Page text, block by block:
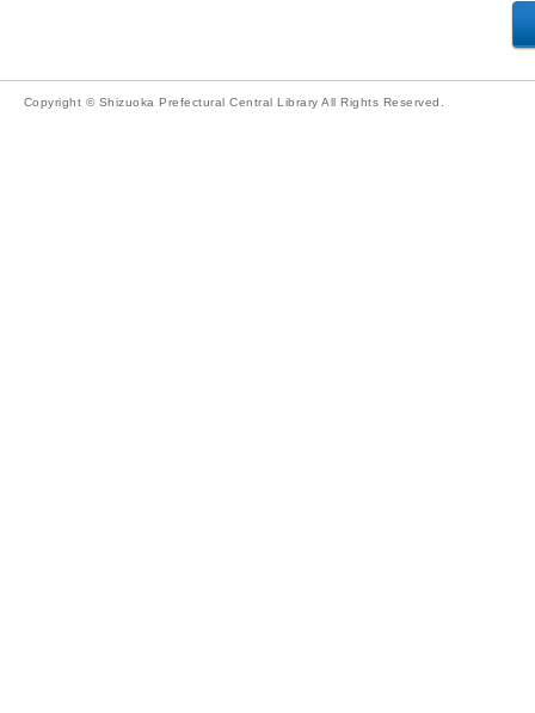
Copyright © Shizuoka Prefectural Central Library All Rights Reserved.